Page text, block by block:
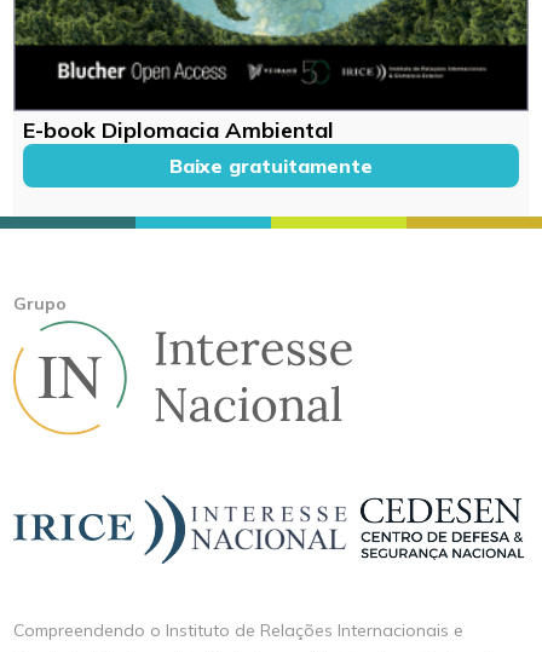
E-book Diplomacia Ambiental
Baixe gratuitamente
Grupo
Compreendendo o Instituto de Relações Internacionais e